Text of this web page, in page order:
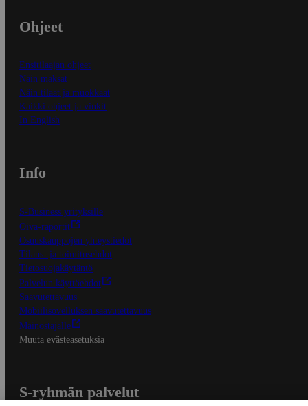
Ohjeet
Ensitilaajan ohjeet
Näin maksat
Näin tilaat ja muokkaat
Kaikki ohjeet ja vinkit
In English
Info
S-Business yrityksille
Oiva-raportit
Osuuskauppojen yhteystiedot
Tilaus- ja toimitusehdot
Tietosuojakäytäntö
Palvelun käyttöehdot
Saavutettavuus
Mobiilisovelluksen saavutettavuus
Mainostajalle
Muuta evästeasetuksia
S-ryhmän palvelut